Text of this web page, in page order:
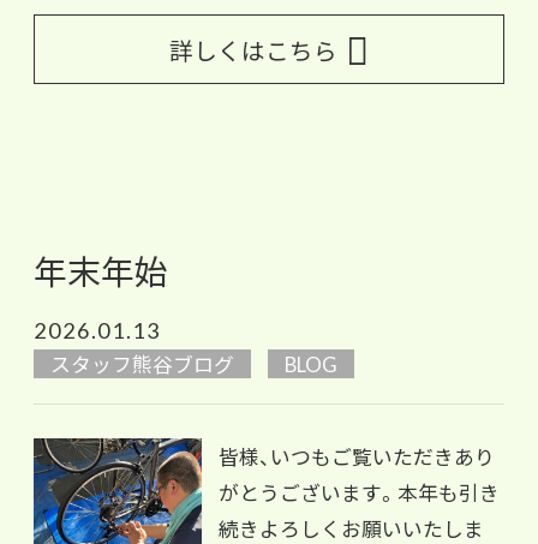
詳しくはこちら
年末年始
2026.01.13
スタッフ熊谷ブログ BLOG
皆様、いつもご覧いただきあり
がとうございます。本年も引き
続きよろしくお願いいたしま